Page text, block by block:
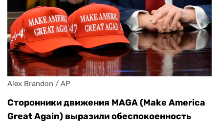
Alex Brandon / AP
Сторонники движения MAGA (Make America
Great Again) выразили обеспокоенность